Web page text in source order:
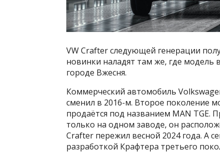
VW Crafter следующей генерации
новинки наладят там же, где модель
городе Вжесня.
Коммерческий автомобиль
сменил в 2016-м. Второе поколение
продаётся под названием MAN TGE.
только на одном заводе, он
Crafter пережил весной 2024 года. А
разработкой Крафтера третьего